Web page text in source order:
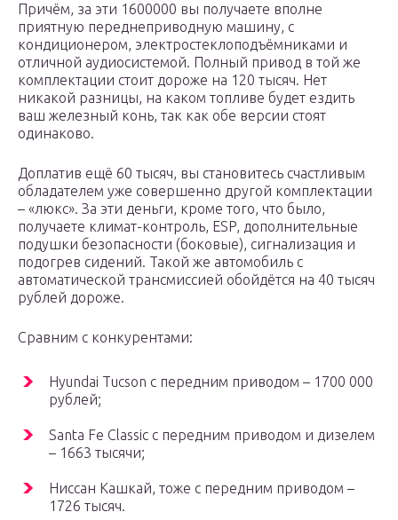
Причём, за эти 1600000 вы получаете вполне
приятную переднеприводную машину, с
кондиционером, электростеклоподъёмниками и
отличной аудиосистемой. Полный привод в той же
комплектации стоит дороже на 120 тысяч. Нет
никакой разницы, на каком топливе будет ездить
ваш железный конь, так как обе версии стоят
одинаково.
Доплатив ещё 60 тысяч, вы становитесь счастливым
обладателем уже совершенно другой комплектации
– «люкс». За эти деньги, кроме того, что было,
получаете климат-контроль, ESP, дополнительные
подушки безопасности (боковые), сигнализация и
подогрев сидений. Такой же автомобиль с
автоматической трансмиссией обойдётся на 40 тысяч
рублей дороже.
Сравним с конкурентами:
Hyundai Tucson с передним приводом – 1700 000
рублей;
Santa Fe Classic c передним приводом и дизелем
– 1663 тысячи;
Ниссан Кашкай, тоже с передним приводом –
1726 тысяч.